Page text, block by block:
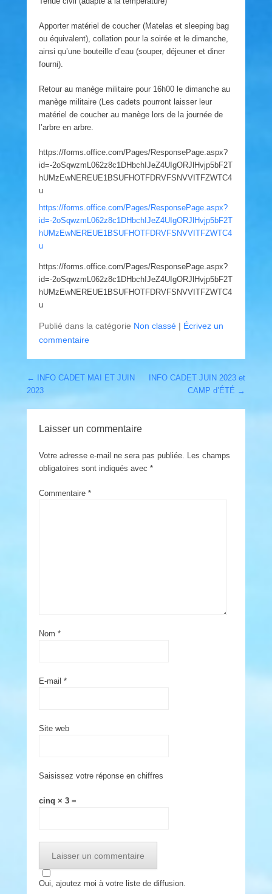
Apporter matériel de coucher (Matelas et sleeping bag
ou équivalent), collation pour la soirée et le dimanche,
ainsi qu’une bouteille d’eau (souper, déjeuner et diner
fourni).
Retour au manège militaire pour 16h00 le dimanche au
manège militaire (Les cadets pourront laisser leur
matériel de coucher au manège lors de la journée de
l’arbre en arbre.
https://forms.office.com/Pages/ResponsePage.aspx?
id=-2oSqwzmL062z8c1DHbchIJeZ4UIgORJlHvjp5bF2T
hUMzEwNEREUE1BSUFHOTFDRVFSNVVITFZWTC4
u
https://forms.office.com/Pages/ResponsePage.aspx?
id=-2oSqwzmL062z8c1DHbchIJeZ4UIgORJlHvjp5bF2T
hUMzEwNEREUE1BSUFHOTFDRVFSNVVITFZWTC4
u
https://forms.office.com/Pages/ResponsePage.aspx?
id=-2oSqwzmL062z8c1DHbchIJeZ4UIgORJlHvjp5bF2T
hUMzEwNEREUE1BSUFHOTFDRVFSNVVITFZWTC4
u
Publié dans la catégorie Non classé | Écrivez un
commentaire
Post navigation
← INFO CADET MAI ET JUIN
2023
INFO CADET JUIN 2023 et
CAMP d’ÉTÉ →
Laisser un commentaire
Votre adresse e-mail ne sera pas publiée. Les champs
obligatoires sont indiqués avec *
Commentaire *
Nom *
E-mail *
Site web
Saisissez votre réponse en chiffres
cinq × 3 =
Oui, ajoutez moi à votre liste de diffusion.